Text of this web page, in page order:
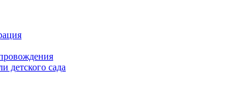
детского сада